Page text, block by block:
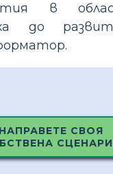
в
до
НАПРАВЕТЕ СВОЯ